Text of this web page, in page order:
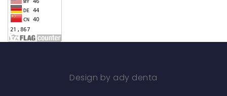
Design by ady denta